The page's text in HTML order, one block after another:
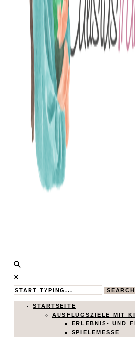
Calistas
Traum
MAMABLOG
SEARCH
STARTSEITE
AUSFLUGSZIELE MIT
ERLEBNIS- UND
SPIELEMESSE